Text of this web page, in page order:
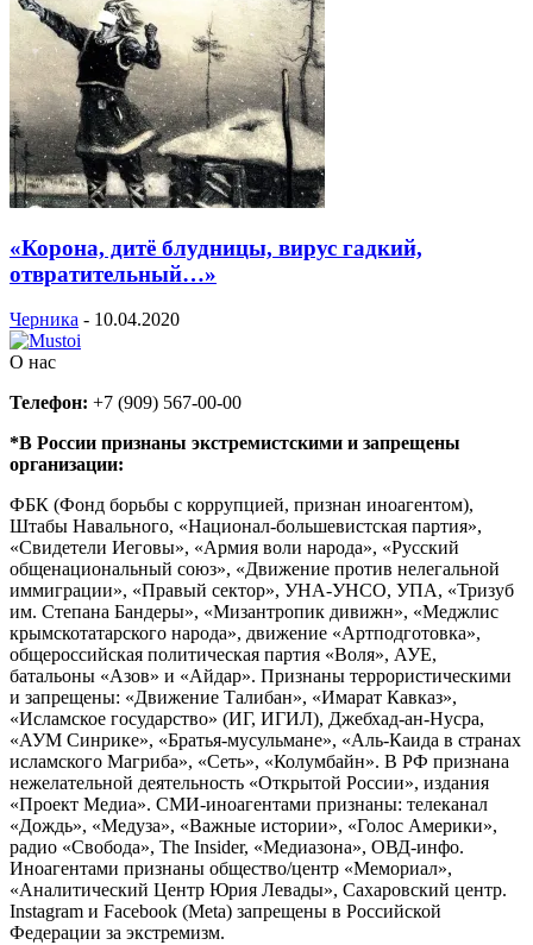
«Корона, дитё блудницы, вирус гадкий,
отвратительный…»
Черника - 10.04.2020
О нас
Телефон: +7 (909) 567-00-00
*В России признаны экстремистскими и запрещены
организации:
ФБК (Фонд борьбы с коррупцией, признан иноагентом),
Штабы Навального, «Национал-большевистская партия»,
«Свидетели Иеговы», «Армия воли народа», «Русский
общенациональный союз», «Движение против нелегальной
иммиграции», «Правый сектор», УНА-УНСО, УПА, «Тризуб
им. Степана Бандеры», «Мизантропик дивижн», «Меджлис
крымскотатарского народа», движение «Артподготовка»,
общероссийская политическая партия «Воля», АУЕ,
батальоны «Азов» и «Айдар». Признаны террористическими
и запрещены: «Движение Талибан», «Имарат Кавказ»,
«Исламское государство» (ИГ, ИГИЛ), Джебхад-ан-Нусра,
«АУМ Синрике», «Братья-мусульмане», «Аль-Каида в странах
исламского Магриба», «Сеть», «Колумбайн». В РФ признана
нежелательной деятельность «Открытой России», издания
«Проект Медиа». СМИ-иноагентами признаны: телеканал
«Дождь», «Медуза», «Важные истории», «Голос Америки»,
радио «Свобода», The Insider, «Медиазона», ОВД-инфо.
Иноагентами признаны общество/центр «Мемориал»,
«Аналитический Центр Юрия Левады», Сахаровский центр.
Instagram и Facebook (Metа) запрещены в Российской
Федерации за экстремизм.